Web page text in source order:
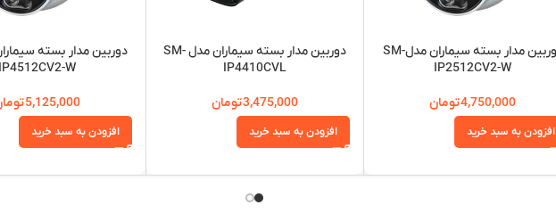
دوربین مدار بسته سیماران مدلSM-
IP2512CV2-W
4,750,000تومان
افزودن به سبد خرید
دوربین مدار بسته سیماران مدل SM-
IP4410CVL
3,475,000تومان
افزودن به سبد خرید
W
5,125,000
افزودن به سبد خرید